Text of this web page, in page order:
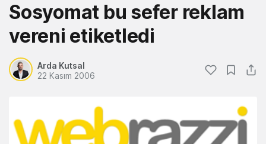
Sosyomat bu sefer reklam
vereni etiketledi
Arda Kutsal
22 Kasım 2006